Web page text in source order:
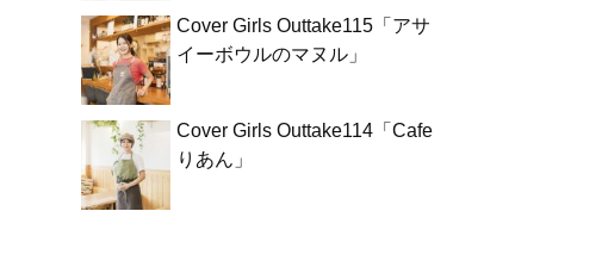
Cover Girls Outtake115「アサ
イーボウルのマヌル」
Cover Girls Outtake114「Cafe
りあん」